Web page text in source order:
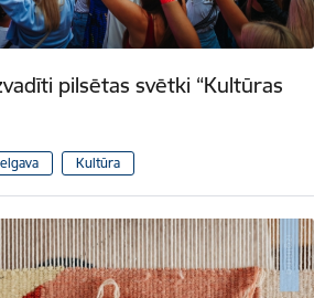
pilsētas svētki “Kultūras
Kultūra